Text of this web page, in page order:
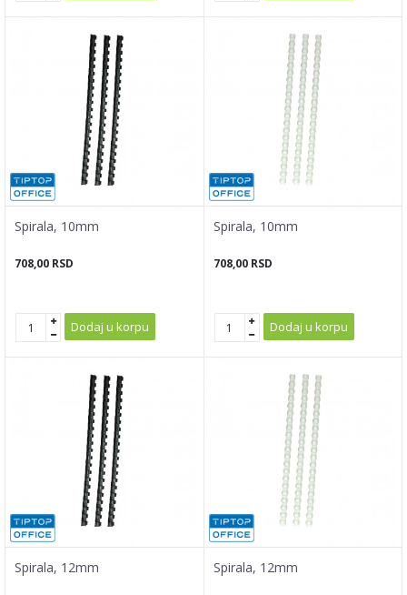
Spirala, 10mm
708,00 RSD
Dodaj u korpu
Spirala, 10mm
708,00 RSD
Dodaj u korpu
Spirala, 12mm Spirala, 12mm